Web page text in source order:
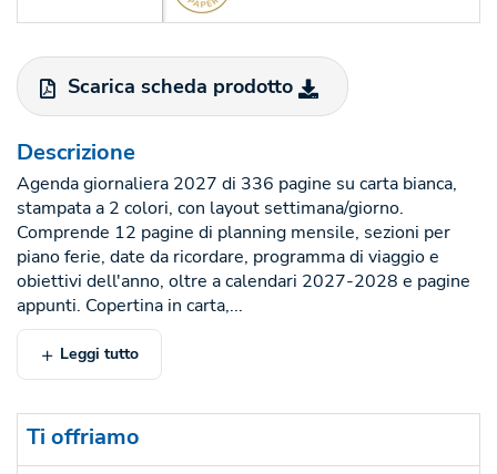
Scarica scheda prodotto
Descrizione
Agenda giornaliera 2027 di 336 pagine su carta bianca,
stampata a 2 colori, con layout settimana/giorno.
Comprende 12 pagine di planning mensile, sezioni per
piano ferie, date da ricordare, programma di viaggio e
obiettivi dell'anno, oltre a calendari 2027-2028 e pagine
appunti. Copertina in carta,...
Leggi tutto
Ti offriamo